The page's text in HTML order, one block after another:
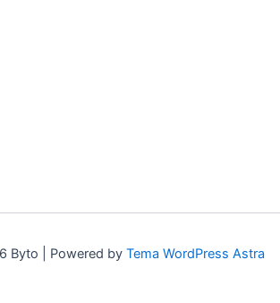
Byto | Powered by Tema WordPress Astra